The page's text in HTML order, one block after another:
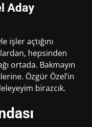
Aday
işler açtığını
hepsinden
ortada. Bakmayın
Özgür Özel’in
birazcık.